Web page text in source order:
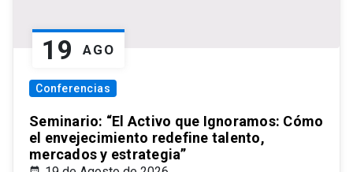
19 AGO
Conferencias
Seminario: “El Activo que Ignoramos: Cómo
el envejecimiento redefine talento,
mercados y estrategia”